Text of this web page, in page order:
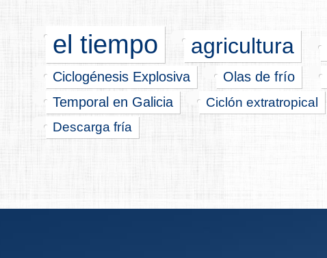
el tiempo agricultura
Ciclogénesis Explosiva
Olas de frío
Temporal en Galicia
Ciclón extratropical
Descarga fría